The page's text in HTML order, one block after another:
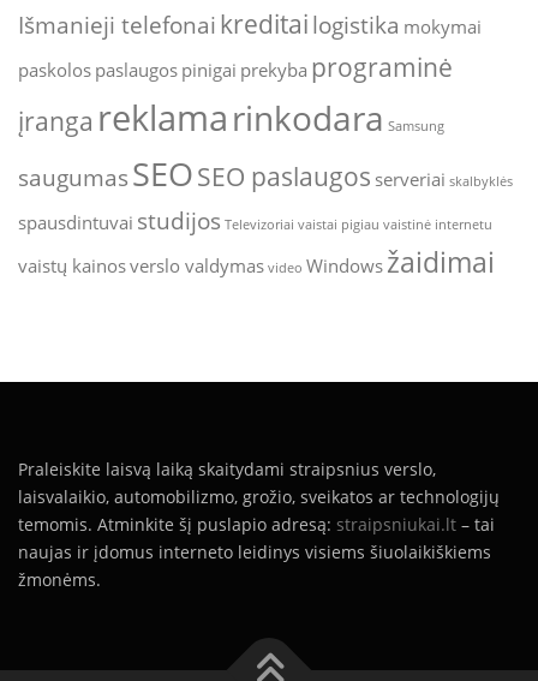
Išmanieji telefonai kreditai logistika mokymai
paskolospaslaugospinigai prekyba programinė
įranga reklamarinkodara Samsung
saugumas SEOSEO paslaugos serveriai skalbyklės
spausdintuvai studijos Televizoriai vaistai pigiau vaistinė internetu
vaistų kainosverslo valdymas video Windowsžaidimai
Praleiskite laisvą laiką skaitydami straipsnius verslo,
laisvalaikio, automobilizmo, grožio, sveikatos ar technologijų
temomis. Atminkite šį puslapio adresą: straipsniukai.lt – tai
naujas ir įdomus interneto leidinys visiems šiuolaikiškiems
žmonėms.